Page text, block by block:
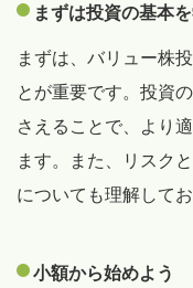
まずは投資の基本
まずは、バリュー株
とが重要です。投資
さえることで、より
ます。また、リスク
についても理解してお
小額から始めよう